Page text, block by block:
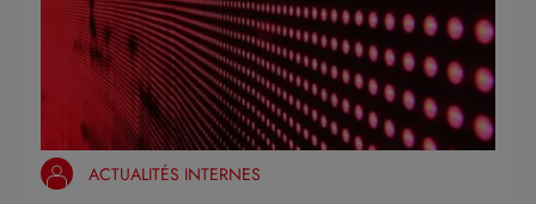
ACTUALITÉS INTERNES